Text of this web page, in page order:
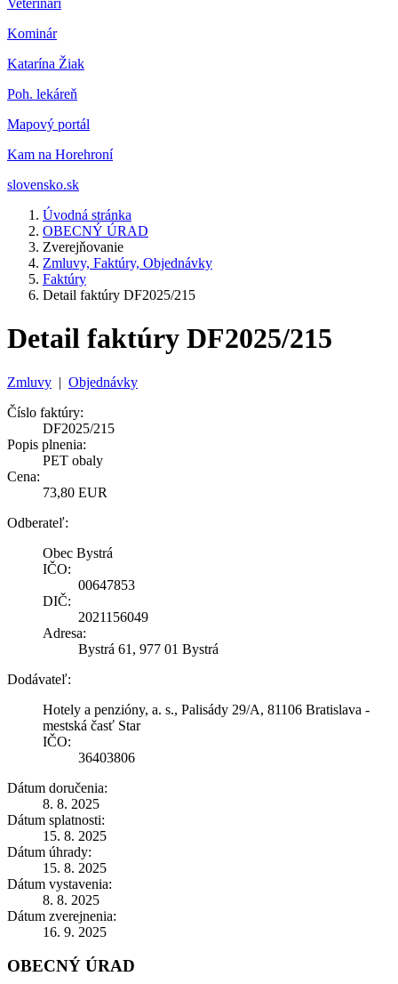
Kominár
Katarína Žiak
Poh. lekáreň
Mapový portál
Kam na Horehroní
slovensko.sk
Úvodná stránka
OBECNÝ ÚRAD
Zverejňovanie
Zmluvy, Faktúry, Objednávky
Faktúry
Detail faktúry DF2025/215
Detail faktúry DF2025/215
Zmluvy | Objednávky
Číslo faktúry:
DF2025/215
Popis plnenia:
PET obaly
Cena:
73,80 EUR
Odberateľ:
Obec Bystrá
IČO:
00647853
DIČ:
2021156049
Adresa:
Bystrá 61, 977 01 Bystrá
Dodávateľ:
Hotely a penzióny, a. s., Palisády 29/A, 81106 Bratislava -
mestská časť Star
IČO:
36403806
Dátum doručenia:
8. 8. 2025
Dátum splatnosti:
15. 8. 2025
Dátum úhrady:
15. 8. 2025
Dátum vystavenia:
8. 8. 2025
Dátum zverejnenia:
16. 9. 2025
OBECNÝ ÚRAD